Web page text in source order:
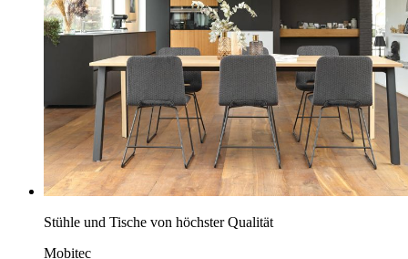
Stühle und Tische von höchster Qualität
Mobitec